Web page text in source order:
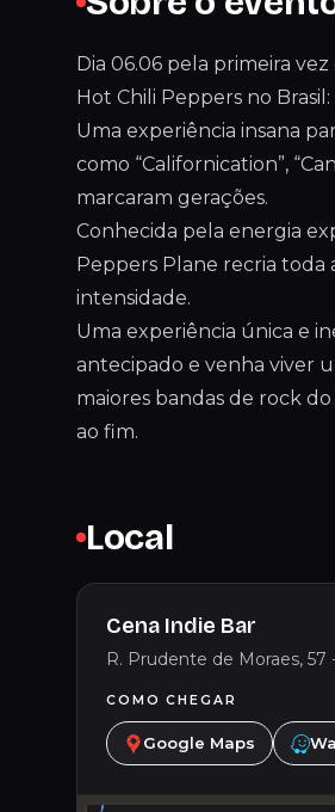
Dia 06.06 pela primeira
Hot Chili Peppers no
Uma experiência insana
como “Californication”,
marcaram gerações.
Conhecida pela energia
Peppers Plane recria toda
intensidade.
Uma experiência única e
antecipado e venha viver
maiores bandas de rock
ao fim.
Local
Cena Indie Bar
R. Prudente de Moraes, 57
COMO CHEGAR
Google Maps